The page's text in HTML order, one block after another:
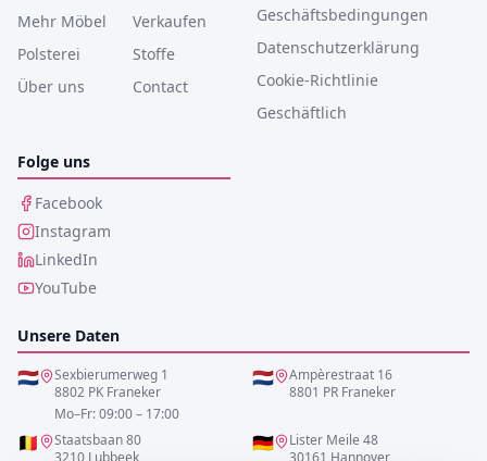
Mehr Möbel
Verkaufen
Polsterei
Stoffe
Über uns
Contact
Geschäftsbedingungen
Datenschutzerklärung
Cookie-Richtlinie
Geschäftlich
Folge uns
Facebook
Instagram
LinkedIn
YouTube
Unsere Daten
🇳🇱
Sexbierumerweg 1
8802 PK Franeker
Mo–Fr: 09:00 – 17:00
🇳🇱
Ampèrestraat 16
8801 PR Franeker
🇧🇪
Staatsbaan 80
3210 Lubbeek
🇩🇪
Lister Meile 48
30161 Hannover